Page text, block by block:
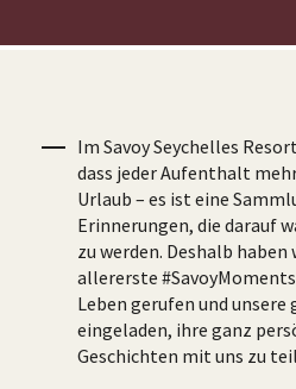
Im Savoy Seychelles
dass jeder Aufenthalt
Urlaub – es ist eine
Erinnerungen, die darauf
zu werden. Deshalb haben
allererste
Leben gerufen und
eingeladen, ihre ganz
Geschichten mit uns zu